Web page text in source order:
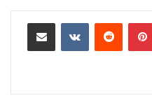
‫پین‌ترست ‫رددیت